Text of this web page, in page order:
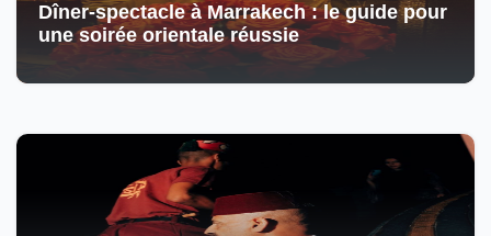
Dîner-spectacle à Marrakech : le guide pour
une soirée orientale réussie